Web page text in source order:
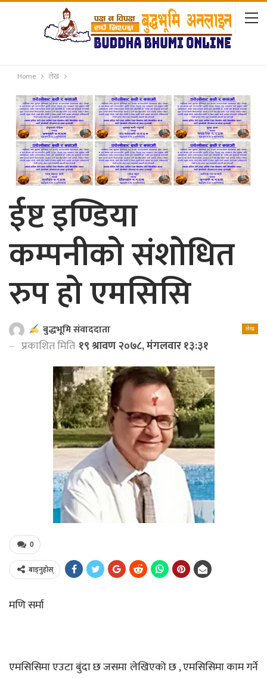
Home लेख
ईष्ट इण्डिया
कम्पनीको संशोधित
रुप हो एमसिसि
लेख
बुद्धभूमि संवाददाता
प्रकाशित मिति १९ श्रावण २०७८, मंगलवार १३:३१
0
बाड्नुहोस्
मणि सर्मा
एमसिसिमा एउटा बुंदा छ जसमा लेखिएको छ , एमसिसिमा काम गर्ने